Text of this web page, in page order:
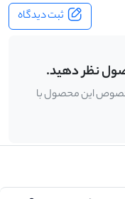
ثبت دیدگاه
نظر دهید.
خصوص این محصول با